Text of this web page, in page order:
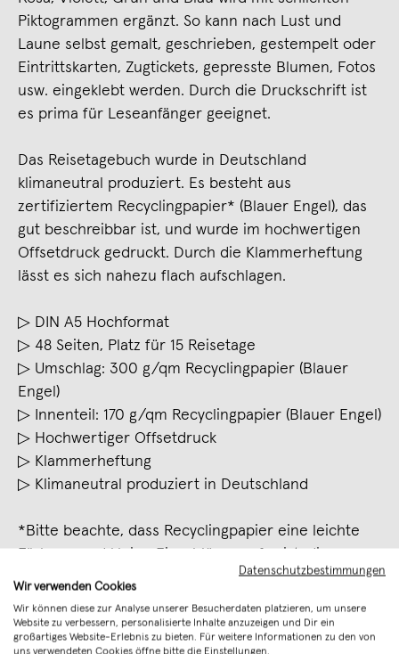
Piktogrammen ergänzt. So kann nach Lust und
Laune selbst gemalt, geschrieben, gestempelt oder
Eintrittskarten, Zugtickets, gepresste Blumen, Fotos
usw. eingeklebt werden. Durch die Druckschrift ist
es prima für Leseanfänger geeignet.
Das Reisetagebuch wurde in Deutschland
klimaneutral produziert. Es besteht aus
zertifiziertem Recyclingpapier* (Blauer Engel), das
gut beschreibbar ist, und wurde im hochwertigen
Offsetdruck gedruckt. Durch die Klammerheftung
lässt es sich nahezu flach aufschlagen.
▷ DIN A5 Hochformat
▷ 48 Seiten, Platz für 15 Reisetage
▷ Umschlag: 300 g/qm Recyclingpapier (Blauer
Engel)
▷ Innenteil: 170 g/qm Recyclingpapier (Blauer Engel)
▷ Hochwertiger Offsetdruck
▷ Klammerheftung
▷ Klimaneutral produziert in Deutschland
*Bitte beachte, dass Recyclingpapier eine leichte
allerdings den ganz besonderen Charakter des
Papiers ausmachen.
Merken
Datenschutzbestimmungen
Wir verwenden Cookies
Wir können diese zur Analyse unserer Besucherdaten platzieren, um unsere
Website zu verbessern, personalisierte Inhalte anzuzeigen und Dir ein
großartiges Website-Erlebnis zu bieten. Für weitere Informationen zu den von
uns verwendeten Cookies öffne bitte die Einstellungen.